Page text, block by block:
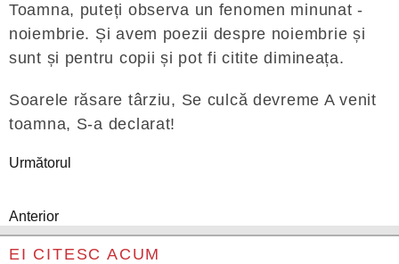
Toamna, puteți observa un fenomen minunat -
noiembrie. Și avem poezii despre noiembrie și
sunt și pentru copii și pot fi citite dimineața.
Soarele răsare târziu, Se culcă devreme A venit
toamna, S-a declarat!
Următorul
Anterior
EI CITESC ACUM